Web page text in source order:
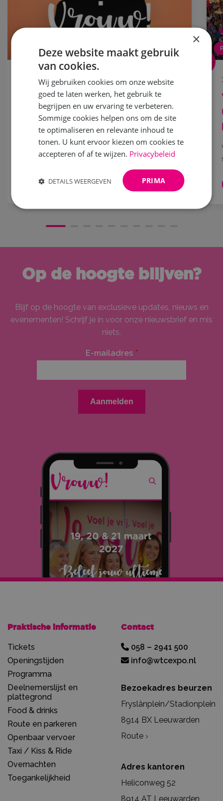
NIEUWS
18 mei 2026
Word jij het nieuwe gezicht
van Vrouw! 2027?
Droom jij ervan om samen met je moeder, oma,
dochter,...
Lees meer
Op de hoogte blijven?
Blijf op de hoogte van exclusieve updates, nieuws en
evenementen! Schrijf je in voor onze nieuwsbrief en mis
niets.
E-mailadres*
Praktische informatie
Tickets
Openingstijden
Programma
Deelnemerslijst en
plattegrond
Food & drinks
Route en parkeren
Openbaar vervoer
Taxi / Kiss & Ride
Overnachten
Toegankelijkheid
Contact
058 – 2941 500
info@wtcexpo.nl
Bezoekadres beurzen
Fryslânplein/Stadionplein
8914 BX Leeuwarden
Route
Adres kantoren
Heliconweg 52
8914 AT Leeuwarden
×
Deze website maakt gebruik
van cookies.
Wij gebruiken cookies om onze website
goed te laten werken, het gebruik te
begrijpen en uw ervaring te verbeteren.
Sommige cookies helpen ons om de site
te optimaliseren en relevante inhoud te
tonen. U kunt ervoor kiezen om cookies te
accepteren of af te wijzen. Privacybeleid
PRIMA
DETAILS WEERGEVEN